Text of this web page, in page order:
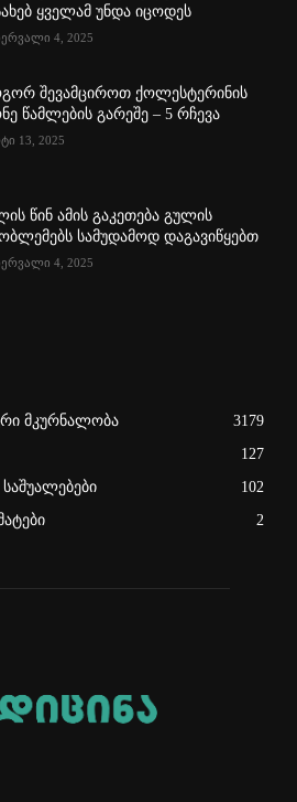
ყველამ უნდა იცოდეს
4, 2025
შევამციროთ ქოლესტერინის
წამლების გარეშე – 5 რჩევა
13, 2025
წინ ამის გაკეთება გულის
სამუდამოდ დაგავიწყებთ
4, 2025
მკურნალობა
3179
127
102
2